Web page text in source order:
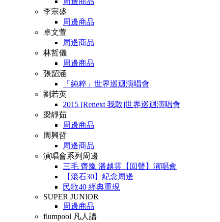
李宗盛
周邊商品
卓文萱
周邊商品
林哲儀
周邊商品
張韶涵
「純粹」世界巡迴演唱會
劉若英
2015 [Renext 我敢]世界巡迴演唱會
梁靜茹
周邊商品
周興哲
周邊商品
演唱會系列周邊
三毛 齊豫 潘越雲【回聲】演唱會
【滾石30】紀念周邊
民歌40 經典重現
SUPER JUNIOR
周邊商品
flumpool 凡人譜